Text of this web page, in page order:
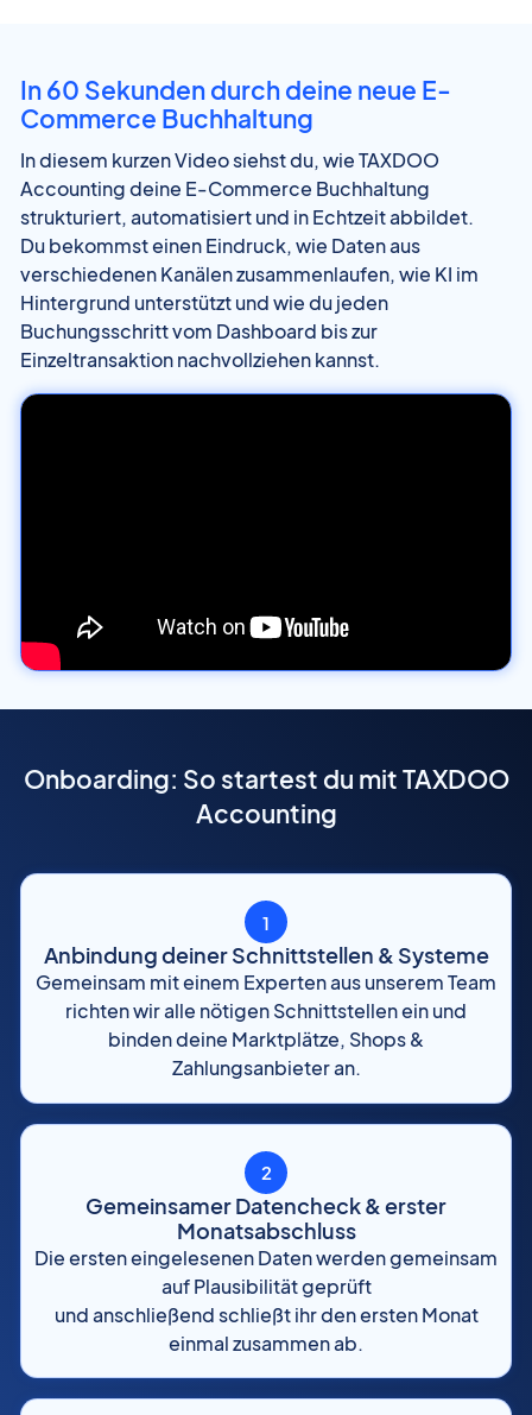
In 60 Sekunden durch deine neue E-
Commerce Buchhaltung
In diesem kurzen Video siehst du, wie TAXDOO
Accounting deine E-Commerce Buchhaltung
strukturiert, automatisiert und in Echtzeit abbildet.
Du bekommst einen Eindruck, wie Daten aus
verschiedenen Kanälen zusammenlaufen, wie KI im
Hintergrund unterstützt und wie du jeden
Buchungsschritt vom Dashboard bis zur
Einzeltransaktion nachvollziehen kannst.
Onboarding: So startest du mit TAXDOO
Accounting
1
Anbindung deiner Schnittstellen & Systeme
Gemeinsam mit einem Experten aus unserem Team
richten wir alle nötigen Schnittstellen ein und
binden deine Marktplätze, Shops &
Zahlungsanbieter an.
2
Gemeinsamer Datencheck & erster
Monatsabschluss
Die ersten eingelesenen Daten werden gemeinsam
auf Plausibilität geprüft
und anschließend schließt ihr den ersten Monat
einmal zusammen ab.